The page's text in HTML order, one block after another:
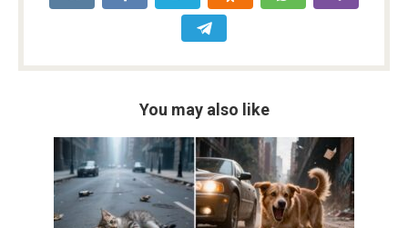
You may also like